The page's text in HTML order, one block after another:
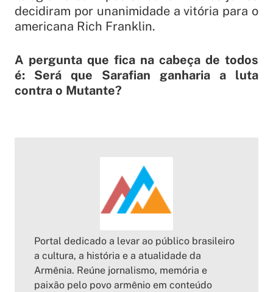
decidiram por unanimidade a vitória para o
americana Rich Franklin.
A pergunta que fica na cabeça de todos
é: Será que Sarafian ganharia a luta
contra o Mutante?
Portal dedicado a levar ao público brasileiro
a cultura, a história e a atualidade da
Armênia. Reúne jornalismo, memória e
paixão pelo povo armênio em conteúdo